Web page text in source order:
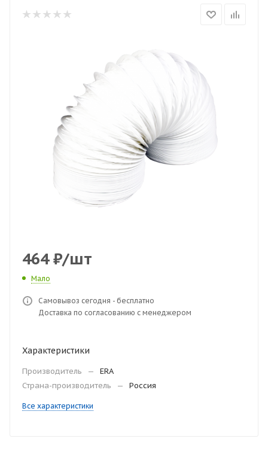
464₽/шт
Мало
Самовывоз сегодня - бесплатно
Доставка по согласованию с менеджером
Характеристики
Производитель —
ERA
Страна-производитель
— Россия
Все характеристики